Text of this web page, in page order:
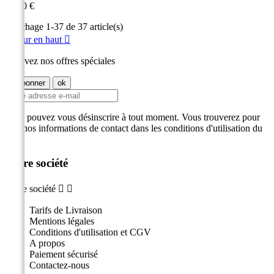
70,00 €
Affichage 1-37 de 37 article(s)
Retour en haut 
Recevez nos offres spéciales
Vous pouvez vous désinscrire à tout moment. Vous trouverez pour
cela nos informations de contact dans les conditions d'utilisation du
Notre société
Notre société  
Tarifs de Livraison
Mentions légales
Conditions d'utilisation et CGV
A propos
Paiement sécurisé
Contactez-nous